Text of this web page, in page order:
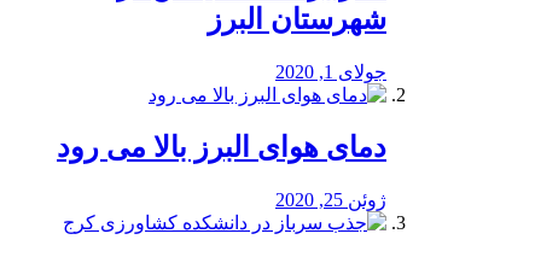
شهرستان البرز
جولای 1, 2020
دمای هوای البرز بالا می رود
ژوئن 25, 2020